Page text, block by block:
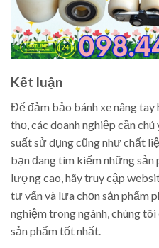
Kết luận
Để đảm bảo bánh xe nâng
thọ, các doanh nghiệp cần
suất sử dụng cũng như chất
bạn đang tìm kiếm những sản
lượng cao, hãy truy cập
tư vấn và lựa chọn sản phẩm
nghiệm trong ngành, chúng
sản phẩm tốt nhất.